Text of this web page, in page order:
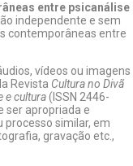
entre psicanálise
independente e sem
contemporâneas entre
vídeos ou imagens
Revista Cultura no Divã
e cultura(ISSN 2446-
ser apropriada e
processo similar, em
gravação etc.,